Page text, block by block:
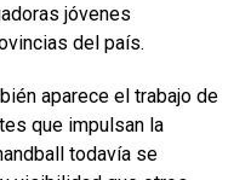
jóvenes
del país.
aparece el trabajo de
que impulsan la
todavía se